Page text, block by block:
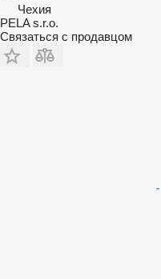
Чехия
PELA s.r.o.
Связаться с продавцом